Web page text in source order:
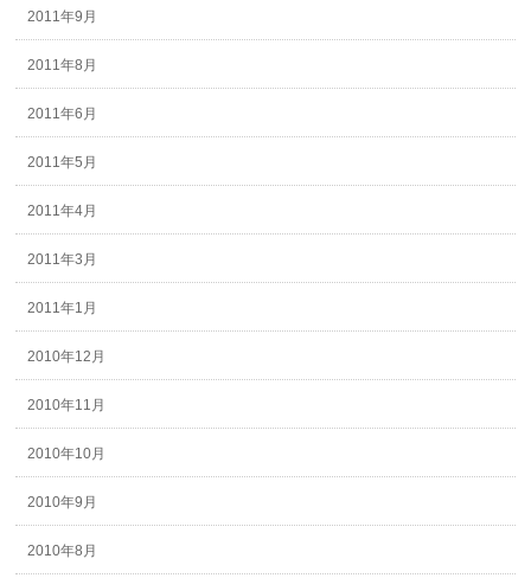
2011年9月
2011年8月
2011年6月
2011年5月
2011年4月
2011年3月
2011年1月
2010年12月
2010年11月
2010年10月
2010年9月
2010年8月